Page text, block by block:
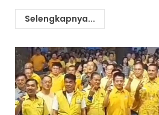
Selengkapnya...